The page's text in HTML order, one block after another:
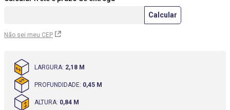
Não sei meu CEP
LARGURA: 2,18 M
PROFUNDIDADE: 0,45 M
ALTURA: 0,84 M